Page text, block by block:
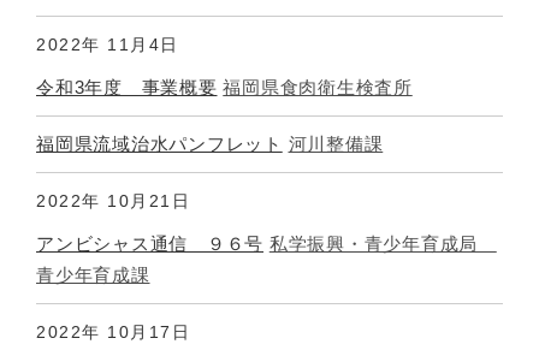
2022年 11月4日
令和3年度 事業概要 福岡県食肉衛生検査所
福岡県流域治水パンフレット 河川整備課
2022年 10月21日
アンビシャス通信 ９６号 私学振興・青少年育成局
青少年育成課
2022年 10月17日